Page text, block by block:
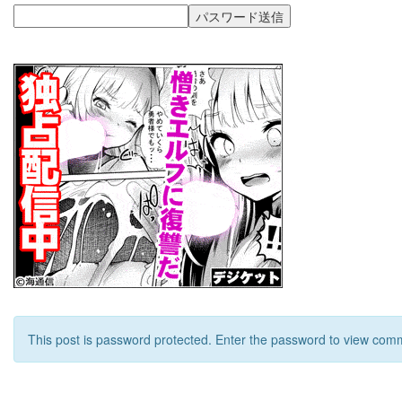
This post is password protected. Enter the password to view